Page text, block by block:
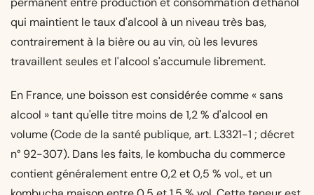
qui maintient le taux d'alcool à un niveau très bas,
contrairement à la bière ou au vin, où les levures
travaillent seules et l'alcool s'accumule librement.
En France, une boisson est considérée comme « sans
alcool » tant qu'elle titre moins de 1,2 % d'alcool en
volume (Code de la santé publique, art. L3321-1 ; décret
n° 92-307). Dans les faits, le kombucha du commerce
contient généralement entre0,2 et 0,5 % vol., et un